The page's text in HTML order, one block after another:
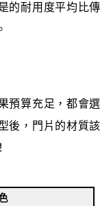
的耐用度平均比傳
預算充足，都會選
後，門片的材質該